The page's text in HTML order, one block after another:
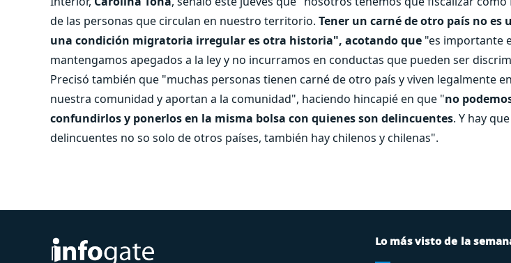
de las personas que circulan en nuestro territorio. Tener un carné de otro país no es
una condición migratoria irregular es otra historia", acotando que "es importante
mantengamos apegados a la ley y no incurramos en conductas que pueden ser
Precisó también que "muchas personas tienen carné de otro país y viven legalmente
nuestra comunidad y aportan a la comunidad", haciendo hincapié en que "no
confundirlos y ponerlos en la misma bolsa con quienes son delincuentes. Y hay
delincuentes no so solo de otros países, también hay chilenos y chilenas".
Lo más visto de la